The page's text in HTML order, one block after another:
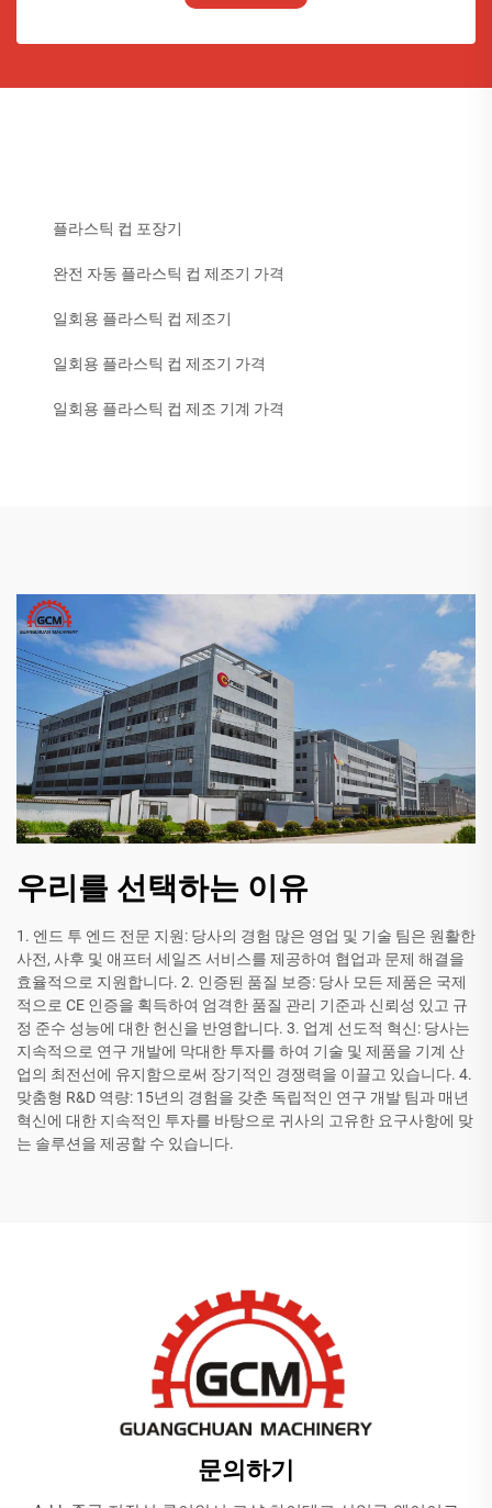
플라스틱 컵 포장기
완전 자동 플라스틱 컵 제조기 가격
일회용 플라스틱 컵 제조기
일회용 플라스틱 컵 제조기 가격
일회용 플라스틱 컵 제조 기계 가격
우리를 선택하는 이유
1. 엔드 투 엔드 전문 지원: 당사의 경험 많은 영업 및 기술 팀은 원활한
사전, 사후 및 애프터 세일즈 서비스를 제공하여 협업과 문제 해결을
효율적으로 지원합니다. 2. 인증된 품질 보증: 당사 모든 제품은 국제
적으로 CE 인증을 획득하여 엄격한 품질 관리 기준과 신뢰성 있고 규
정 준수 성능에 대한 헌신을 반영합니다. 3. 업계 선도적 혁신: 당사는
지속적으로 연구 개발에 막대한 투자를 하여 기술 및 제품을 기계 산
업의 최전선에 유지함으로써 장기적인 경쟁력을 이끌고 있습니다. 4.
맞춤형 R&D 역량: 15년의 경험을 갖춘 독립적인 연구 개발 팀과 매년
혁신에 대한 지속적인 투자를 바탕으로 귀사의 고유한 요구사항에 맞
는 솔루션을 제공할 수 있습니다.
문의하기